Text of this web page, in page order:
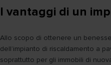
I vantaggi di un
Allo scopo di ottenere un
dell’impianto di riscaldamento a
soprattutto per gli immobili di